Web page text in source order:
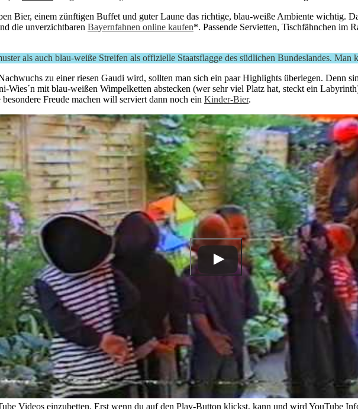
Bier, einem zünftigen Buffet und guter Laune das richtige, blau-weiße Ambiente wichtig.
die unverzichtbaren Bayernfahnen online kaufen*. Passende Servietten, Tischfähnchen im
als auch blau-weiße Streifen als offizielle Staatsflagge des südlichen Bundeslandes. Man
zu einer riesen Gaudi wird, sollten man sich ein paar Highlights überlegen. Denn
Wies´n mit blau-weißen Wimpelketten abstecken (wer sehr viel Platz hat, steckt ein
Freude machen will serviert dann noch ein Kinder-Bier.
Videos einzubetten. Erst wenn du auf den Play-Button klickst, kann und wird YouTube